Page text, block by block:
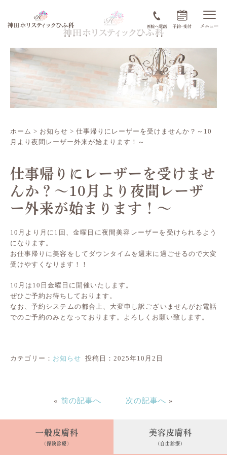
ホーム > お知らせ > 仕事帰りにレーザーを受けませんか？～10
月より夜間レーザー外来が始まります！～
仕事帰りにレーザーを受けませ
んか？～10月より夜間レーザ
ー外来が始まります！～
10月より月に1回、金曜日に夜間美容レーザーを受けられるよう
になります。
お仕事帰りに美容をしてダウンタイムを週末に過ごせるので大変
受けやすくなります！！
10月は10日金曜日に開催いたします。
ぜひご予約お待ちしております。
なお、予約システムの都合上、大変申し訳ございませんがお電話
でのご予約のみとなっております。よろしくお願い致します。
カテゴリー： お知らせ 投稿日：2025年10月2日
« 前の記事へ 次の記事へ »
一般皮膚科
(保険診療)
美容皮膚科
(自由診療)